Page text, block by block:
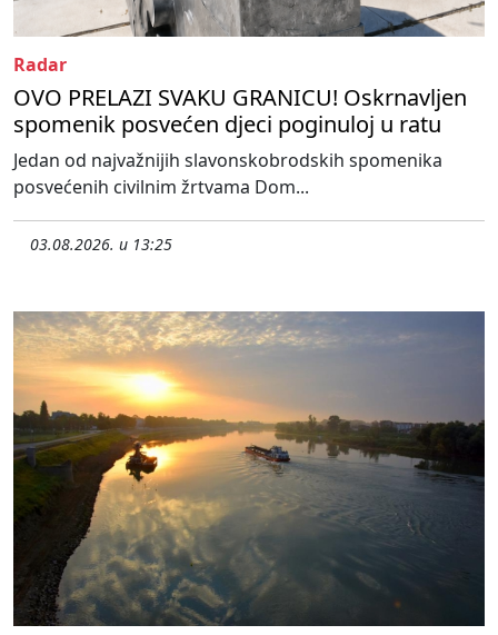
Radar
OVO PRELAZI SVAKU GRANICU! Oskrnavljen
spomenik posvećen djeci poginuloj u ratu
Jedan od najvažnijih slavonskobrodskih spomenika
posvećenih civilnim žrtvama Dom...
03.08.2026. u 13:25